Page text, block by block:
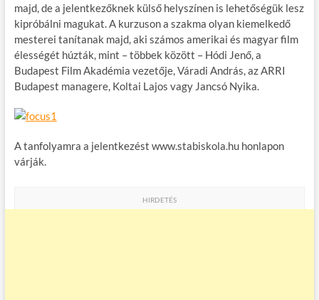
majd, de a jelentkezőknek külső helyszínen is lehetőségük lesz
kipróbálni magukat. A kurzuson a szakma olyan kiemelkedő
mesterei tanítanak majd, aki számos amerikai és magyar film
élességét húzták, mint – többek között – Hódi Jenő, a
Budapest Film Akadémia vezetője, Váradi András, az ARRI
Budapest managere, Koltai Lajos vagy Jancsó Nyika.
A tanfolyamra a jelentkezést www.stabiskola.hu honlapon
várják.
HIRDETÉS